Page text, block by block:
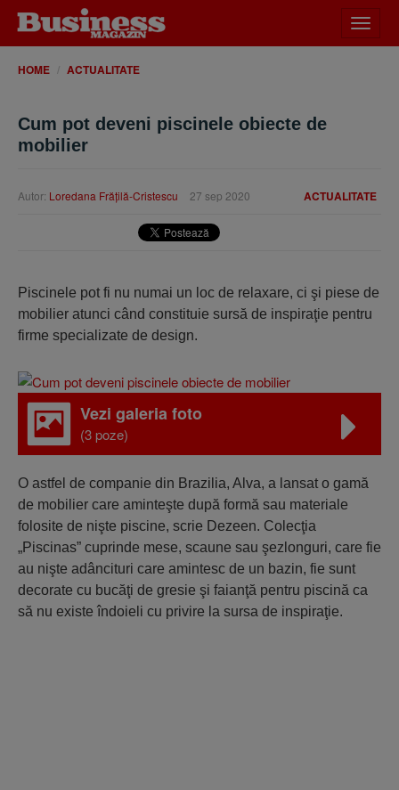
meniu
HOME ACTUALITATE
Cum pot deveni piscinele obiecte de
mobilier
ACTUALITATE
Autor: Loredana Frăţilă-Cristescu 27 sep 2020
Piscinele pot fi nu numai un loc de relaxare, ci şi piese de
mobilier atunci când constituie sursă de inspiraţie pentru
firme specializate de design.
Vezi galeria foto
(3 poze)
O astfel de companie din Brazilia, Alva, a lansat o gamă
de mobilier care aminteşte după formă sau materiale
folosite de nişte piscine, scrie Dezeen. Colecţia
„Piscinas” cuprinde mese, scaune sau şezlonguri, care fie
au nişte adâncituri care amintesc de un bazin, fie sunt
decorate cu bucăţi de gresie şi faianţă pentru piscină ca
să nu existe îndoieli cu privire la sursa de inspiraţie.